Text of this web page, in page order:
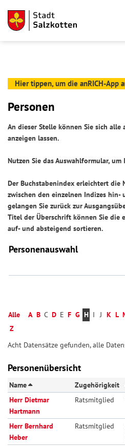
Hier tippen, um die anRICH-App
Personen
An dieser Stelle können Sie sich alle
anzeigen lassen.
Nutzen Sie das Auswahlformular, um
Der Buchstabenindex erleichtert die
zwischen den einzelnen Indizes hin-
gelangen Sie zurück zur
Titel der Überschrift können Sie die
auf- und absteigend sortieren.
Personenauswahl
Alle A B C D E F G H I J K L
Z
Acht Datensätze gefunden, alle
Personenübersicht
Name Zugehörigkeit
Herr Dietmar
Hartmann
Ratsmitglied
Herr Bernhard
Heber
Ratsmitglied